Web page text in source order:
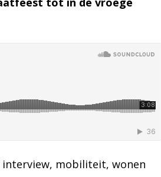
interview, mobiliteit, wonen